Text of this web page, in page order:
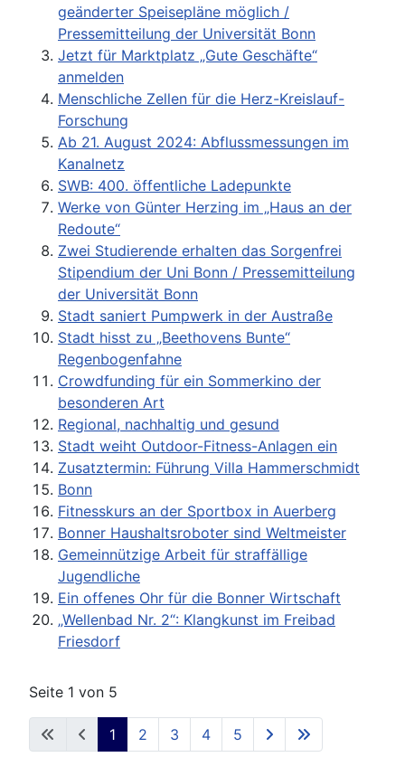
geänderter Speisepläne möglich /
Pressemitteilung der Universität Bonn
Jetzt für Marktplatz „Gute Geschäfte“
anmelden
Menschliche Zellen für die Herz-Kreislauf-
Forschung
Ab 21. August 2024: Abflussmessungen im
Kanalnetz
SWB: 400. öffentliche Ladepunkte
Werke von Günter Herzing im „Haus an der
Redoute“
Zwei Studierende erhalten das Sorgenfrei
Stipendium der Uni Bonn / Pressemitteilung
der Universität Bonn
Stadt saniert Pumpwerk in der Austraße
Stadt hisst zu „Beethovens Bunte“
Regenbogenfahne
Crowdfunding für ein Sommerkino der
besonderen Art
Regional, nachhaltig und gesund
Stadt weiht Outdoor-Fitness-Anlagen ein
Zusatztermin: Führung Villa Hammerschmidt
Bonn
Fitnesskurs an der Sportbox in Auerberg
Bonner Haushaltsroboter sind Weltmeister
Gemeinnützige Arbeit für straffällige
Jugendliche
Ein offenes Ohr für die Bonner Wirtschaft
„Wellenbad Nr. 2“: Klangkunst im Freibad
Friesdorf
Seite 1 von 5
1 2 3 4 5